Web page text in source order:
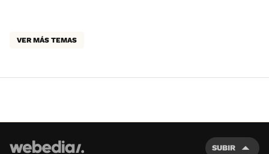
VER MÁS TEMAS
SUBIR